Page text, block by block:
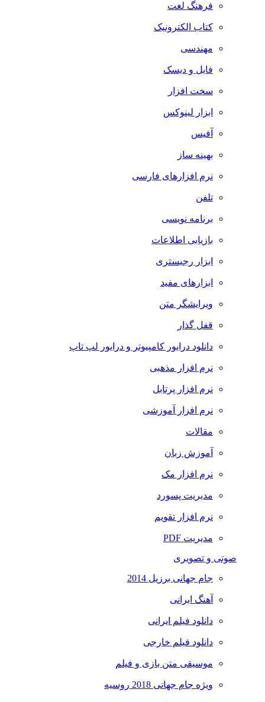
فرهنگ لغت
کتاب الکترونیک
مهندسی
فایل و دیسک
سخت افزار
ابزار لینوکس
آفیس
بهینه ساز
نرم افزارهای فارسی
تلفن
برنامه نویسی
بازیابی اطلاعات
ابزار رجیستری
ابزارهای مفید
ویرایشگر متن
قفل گذار
دانلود درایور کامپیوتر و درایور لپ تاپ
نرم افزار مذهبی
نرم افزار پرتابل
نرم افزار آموزشی
مقالات
آموزش زبان
نرم افزار مک
مدیریت پسورد
نرم افزار تقویم
مدیریت PDF
صوتی و تصویری
جام جهانی برزیل 2014
آهنگ ایرانی
دانلود فیلم ایرانی
دانلود فیلم خارجی
موسیقی متن بازی و فیلم
ویژه جام جهانی 2018 روسیه